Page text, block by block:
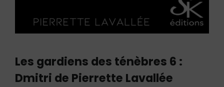
Les gardiens des ténèbres 6 :
Dmitri de Pierrette Lavallée